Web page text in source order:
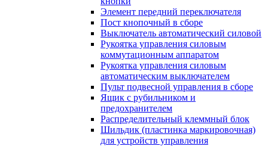
Элемент передний переключателя
Пост кнопочный в сборе
Выключатель автоматический силовой
Рукоятка управления силовым
коммутационным аппаратом
Рукоятка управления силовым
автоматическим выключателем
Пульт подвесной управления в сборе
Ящик с рубильником и
предохранителем
Распределительный клеммный блок
Шильдик (пластинка маркировочная)
для устройств управления